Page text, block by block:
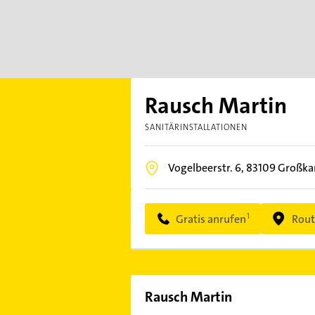
Rausch Martin
SANITÄRINSTALLATIONEN
Vogelbeerstr. 6, 83109
Gratis anrufen
Rausch Martin